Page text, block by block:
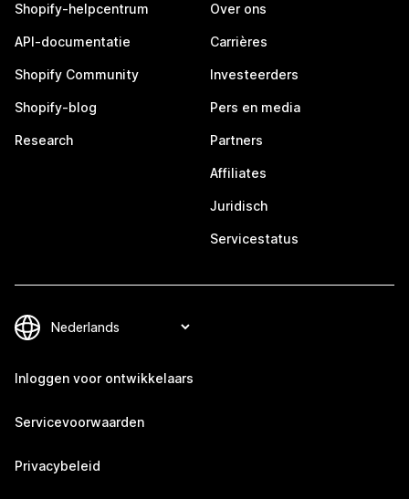
Shopify-helpcentrum
API-documentatie
Shopify Community
Shopify-blog
Research
Over ons
Carrières
Investeerders
Pers en media
Partners
Affiliates
Juridisch
Servicestatus
Inloggen voor ontwikkelaars
Servicevoorwaarden
Privacybeleid